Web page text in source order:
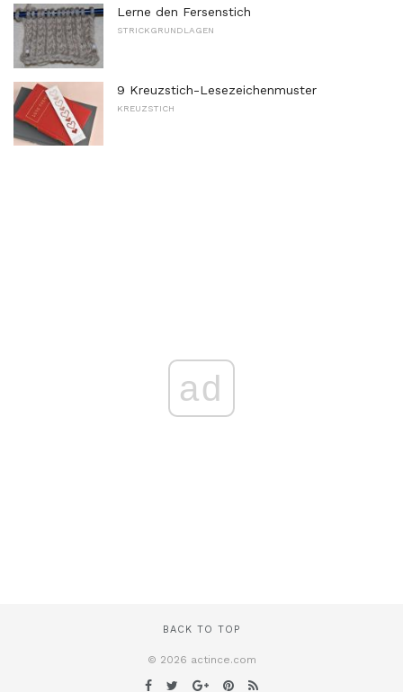
Lerne den Fersenstich
STRICKGRUNDLAGEN
9 Kreuzstich-Lesezeichenmuster
KREUZSTICH
ad
BACK TO TOP
© 2026 actince.com